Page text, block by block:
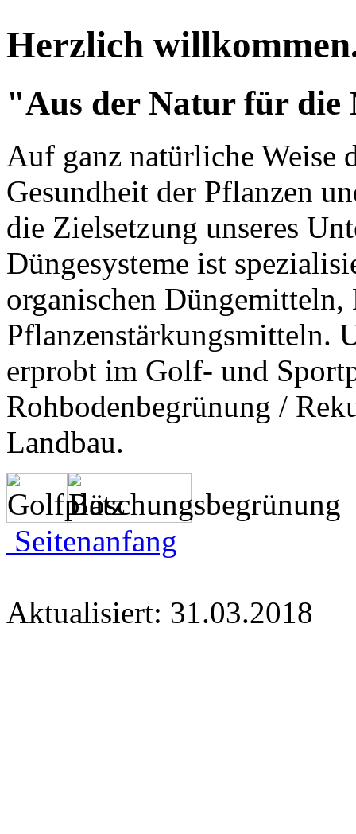
Herzlich
"Aus der Natur für
Auf ganz natürliche Weise
Gesundheit der Pflanzen
die Zielsetzung unseres
Düngesysteme ist
organischen
Pflanzenstärkungsmitteln.
erprobt im Golf- und
Rohbodenbegrünung /
Landbau.
Seitenanfang
Aktualisiert: 31.03.2018